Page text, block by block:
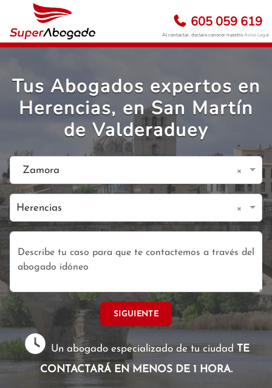
605 059 619
Al contactar, declara conocer nuestroAviso Legal
Tus Abogados expertos en
Herencias, en San Martín
de Valderaduey
Zamora ×
Herencias ×
SIGUIENTE
Un abogado especializado de tu ciudadTE
CONTACTARÁ EN MENOS DE 1 HORA.